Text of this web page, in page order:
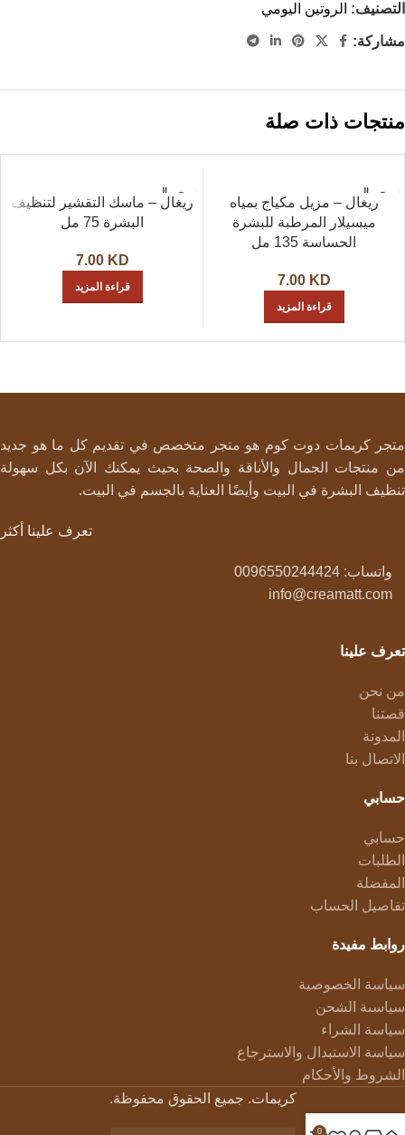
التصنيف: الروتين اليومي
مشاركة:
منتجات ذات صلة
نفذت ال
كمية
ريغال – مزيل مكياج بمياه
ميسيلار المرطبة للبشرة
الحساسة 135 مل
7.00 KD
قراءة المزيد
نفذت ال
كمية
ريغال – ماسك التقشير لتنظيف
البشرة 75 مل
7.00 KD
قراءة المزيد
متجر كريمات دوت كوم هو متجر متخصص في تقديم كل ما هو جديد
من منتجات الجمال والأناقة والصحة بحيث يمكنك الآن بكل سهولة
تنظيف البشرة في البيت وأيضًا العناية بالجسم في البيت.
تعرف علينا أكثر
واتساب: 0096550244424
info@creamatt.com
تعرف علينا
من نحن
قصتنا
المدونة
الاتصال بنا
حسابي
حسابي
الطلبات
المفضلة
تفاصيل الحساب
روابط مفيدة
سياسة الخصوصية
سياسىة الشحن
سياسة الشراء
سياسة الاستبدال والاسترجاع
الشروط والأحكام
كريمات. جميع الحقوق محفوظة.
0